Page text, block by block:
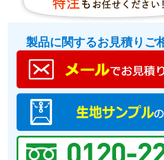
製品に関するお見積りご